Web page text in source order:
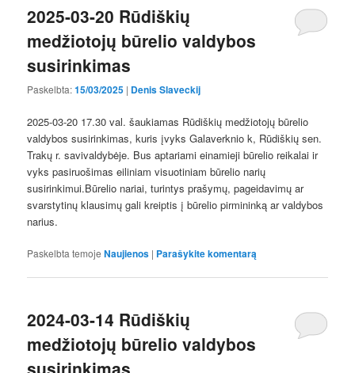
2025-03-20 Rūdiškių
medžiotojų būrelio valdybos
susirinkimas
Paskelbta:15/03/2025 | Denis Slaveckij
2025-03-20 17.30 val. šaukiamas Rūdiškių medžiotojų būrelio
valdybos susirinkimas, kuris įvyks Galaverknio k, Rūdiškių sen.
Trakų r. savivaldybėje. Bus aptariami einamieji būrelio reikalai ir
vyks pasiruošimas eiliniam visuotiniam būrelio narių
susirinkimui.Būrelio nariai, turintys prašymų, pageidavimų ar
svarstytinų klausimų gali kreiptis į būrelio pirmininką ar valdybos
narius.
Paskelbta temoje Naujienos | Parašykite komentarą
2024-03-14 Rūdiškių
medžiotojų būrelio valdybos
susirinkimas